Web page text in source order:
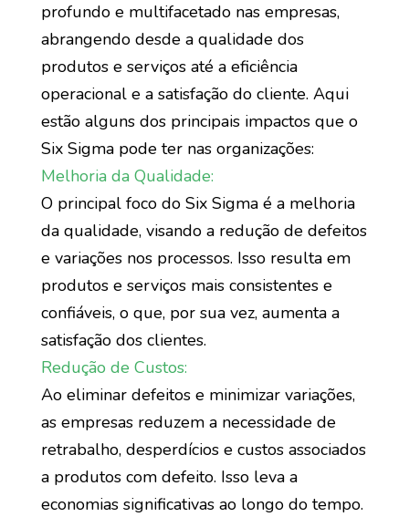
profundo e multifacetado nas empresas,
abrangendo desde a qualidade dos
produtos e serviços até a eficiência
operacional e a satisfação do cliente. Aqui
estão alguns dos principais impactos que o
Six Sigma pode ter nas organizações:
Melhoria da Qualidade:
O principal foco do Six Sigma é a melhoria
da qualidade, visando a redução de defeitos
e variações nos processos. Isso resulta em
produtos e serviços mais consistentes e
confiáveis, o que, por sua vez, aumenta a
satisfação dos clientes.
Redução de Custos:
Ao eliminar defeitos e minimizar variações,
as empresas reduzem a necessidade de
retrabalho, desperdícios e custos associados
a produtos com defeito. Isso leva a
economias significativas ao longo do tempo.